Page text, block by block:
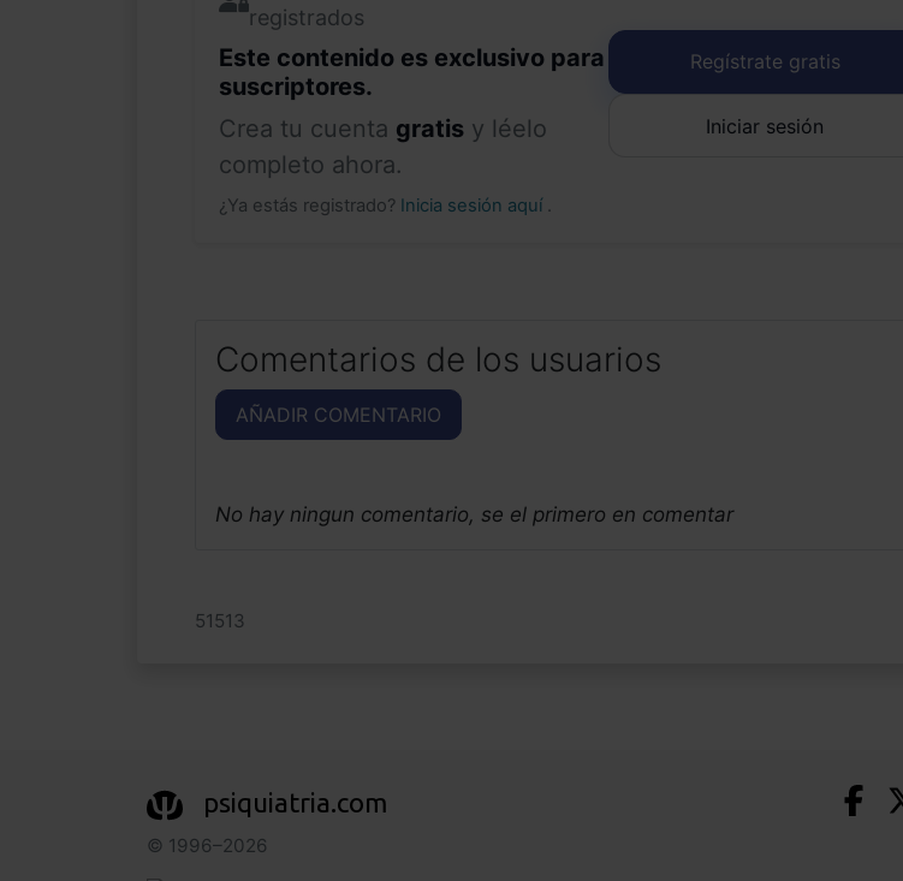
registrados
Este contenido es exclusivo para
suscriptores.
Crea tu cuenta gratis y léelo
completo ahora.
¿Ya estás registrado? Inicia sesión aquí .
Regístrate gratis
Iniciar sesión
Comentarios de los usuarios
AÑADIR COMENTARIO
No hay ningun comentario, se el primero en comentar
51513
psiquiatria.com
© 1996–2026